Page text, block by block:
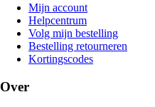
Mijn account
Helpcentrum
Volg mijn bestelling
Bestelling retourneren
Kortingscodes
Over